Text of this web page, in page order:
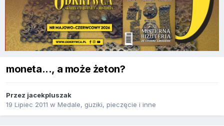
moneta..., a może żeton?
Przez jacekpluszak
19 Lipiec 2011 w Medale, guziki, pieczęcie i inne